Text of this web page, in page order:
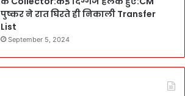
पुष्कर ने रात घिरते ही निकाली Transfer
List
September 5, 2024